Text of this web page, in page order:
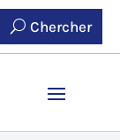
Chercher